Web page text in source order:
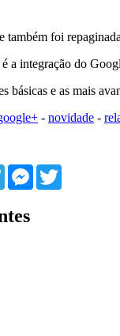
foi
a integração do
básicas e as mais
- novidade -
TelegramMessenger